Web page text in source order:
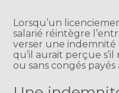
Lorsqu’un
salarié réintègre
verser une
qu’il aurait perçue s’il
ou sans congés